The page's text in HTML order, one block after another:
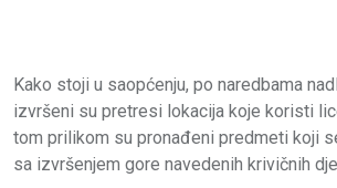
Kako stoji u saopćenju, po naredbama
izvršeni su pretresi lokacija koje koristi
tom prilikom su pronađeni predmeti koji
sa izvršenjem gore navedenih krivičnih